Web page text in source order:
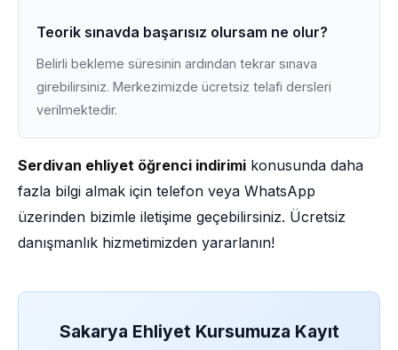
Teorik sınavda başarısız olursam ne olur?
Belirli bekleme süresinin ardından tekrar sınava
girebilirsiniz. Merkezimizde ücretsiz telafi dersleri
verilmektedir.
Serdivan ehliyet öğrenci indirimi konusunda daha
fazla bilgi almak için telefon veya WhatsApp
üzerinden bizimle iletişime geçebilirsiniz. Ücretsiz
danışmanlık hizmetimizden yararlanın!
Sakarya Ehliyet Kursumuza Kayıt